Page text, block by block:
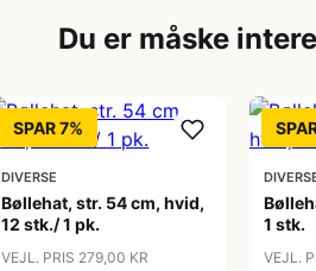
Du er måske
SPAR 7%
DIVERSE
Bøllehat, str. 54 cm, hvid,
12 stk./ 1 pk.
VEJL. PRIS 279,00 KR
1 stk.
VEJL.